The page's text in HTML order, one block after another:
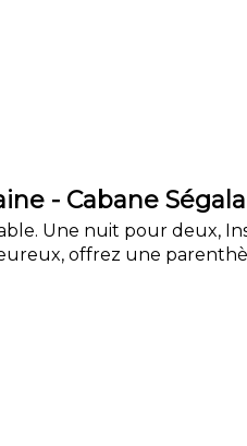
- Cabane
Une nuit pour deux,
offrez une